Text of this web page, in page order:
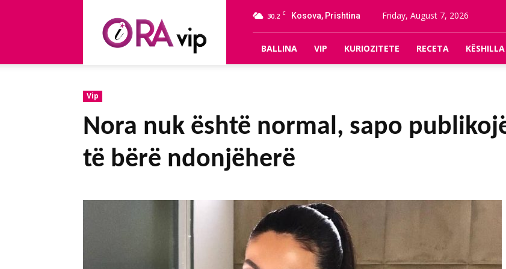
30.2 C Kosova, Prishtina Friday, August 7, 2026
BALLINA VIP KURIOZITETE RECETA KËSHILLA
Vip
Nora nuk është normal, sapo
të bërë ndonjëherë